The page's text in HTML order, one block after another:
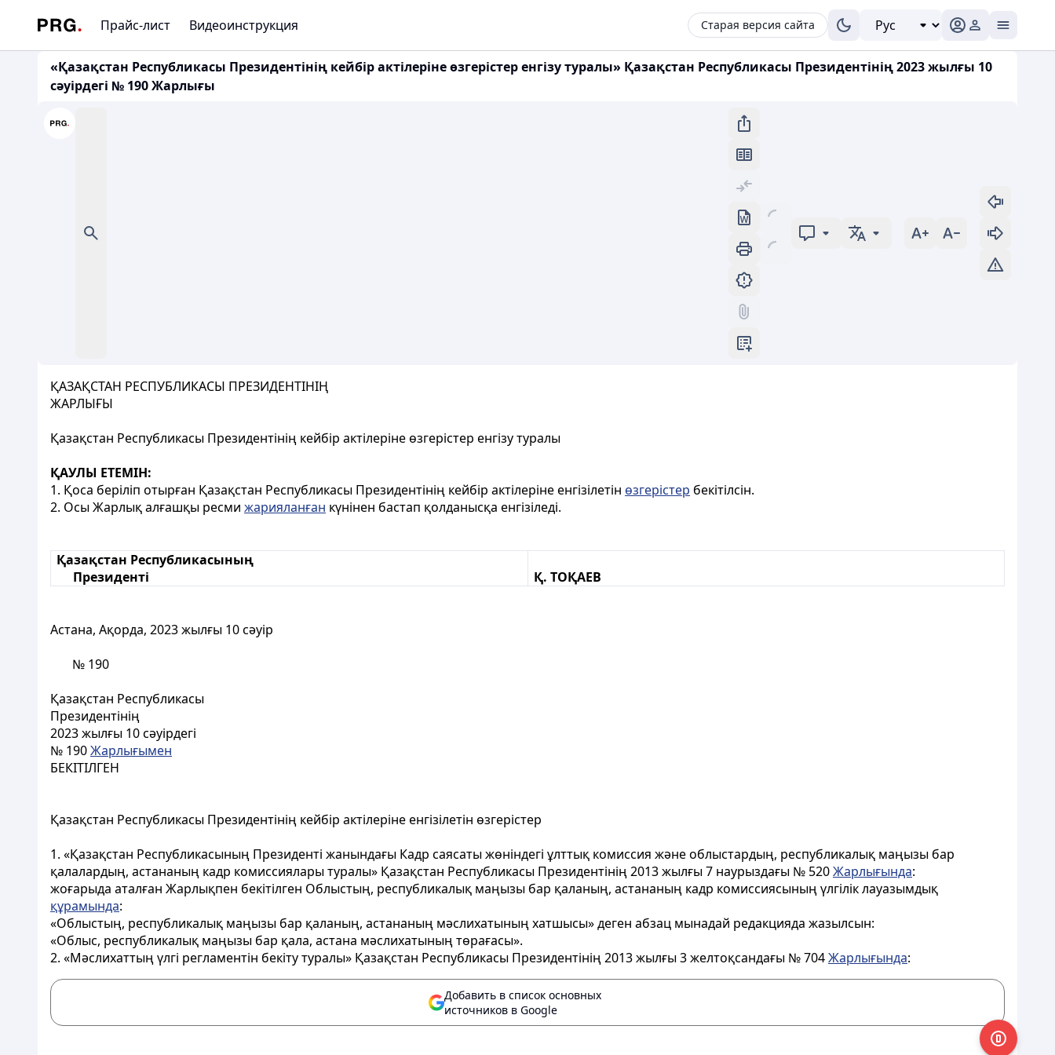
Прайс-лист Видеоинструкция Старая версия сайта
«Қазақстан Республикасы Президентінің кейбір актілеріне өзгерістер енгізу туралы» Қазақстан Республикасы Президентінің 2023 жылғы 10
сәуірдегі № 190 Жарлығы
ҚАЗАҚСТАН РЕСПУБЛИКАСЫ ПРЕЗИДЕНТІНІҢ
ЖАРЛЫҒЫ
Қазақстан Республикасы Президентінің кейбір актілеріне өзгерістер енгізу туралы
ҚАУЛЫ ЕТЕМІН:
1. Қоса беріліп отырған Қазақстан Республикасы Президентінің кейбір актілеріне енгізілетін өзгерістер бекітілсін.
2. Осы Жарлық алғашқы ресми жарияланған күнінен бастап қолданысқа енгізіледі.
Қазақстан Республикасының
Президенті
Қ. ТОҚАЕВ
Астана, Ақорда, 2023 жылғы 10 сәуір
№ 190
Қазақстан Республикасы
Президентінің
2023 жылғы 10 сәуірдегі
№ 190Жарлығымен
БЕКІТІЛГЕН
Қазақстан Республикасы Президентінің кейбір актілеріне енгізілетін өзгерістер
1. «Қазақстан Республикасының Президенті жанындағы Кадр саясаты жөніндегі ұлттық комиссия және облыстардың, республикалық маңызы бар
қалалардың, астананың кадр комиссиялары туралы» Қазақстан Республикасы Президентінің 2013 жылғы 7 наурыздағы № 520Жарлығында:
жоғарыда аталған Жарлықпен бекітілген Облыстың, республикалық маңызы бар қаланың, астананың кадр комиссиясының үлгілік лауазымдық
құрамында:
«Облыстың, республикалық маңызы бар қаланың, астананың мәслихатының хатшысы» деген абзац мынадай редакцияда жазылсын:
«Облыс, республикалық маңызы бар қала, астана мәслихатының төрағасы».
2. «Мәслихаттың үлгі регламентін бекіту туралы» Қазақстан Республикасы Президентінің 2013 жылғы 3 желтоқсандағы № 704Жарлығында:
Добавить в список основных
источников в Google